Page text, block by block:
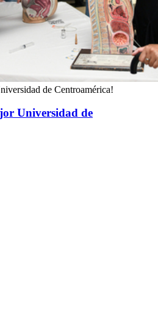
de Centroamérica!
Universidad de